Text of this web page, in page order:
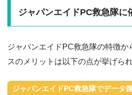
ジャパンエイドPC救急隊に
ジャパンエイドPC救急隊の特徴か
スのメリットは以下の点が挙げられ
ジャパンエイドPC救急隊でデータ